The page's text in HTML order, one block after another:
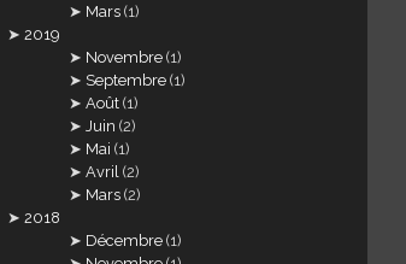
Mars (1)
2019
Novembre (1)
Septembre (1)
Août (1)
Juin (2)
Mai (1)
Avril (2)
Mars (2)
2018
Décembre (1)